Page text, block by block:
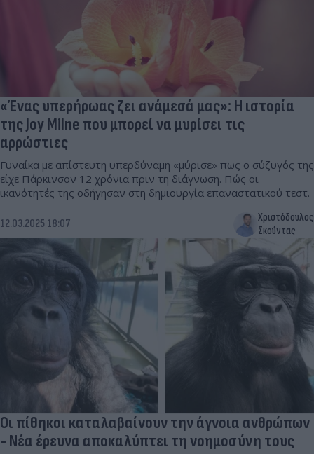
«Ένας υπερήρωας ζει ανάμεσά μας»: Η ιστορία
της Joy Milne που μπορεί να μυρίσει τις
αρρώστιες
Γυναίκα με απίστευτη υπερδύναμη «μύρισε» πως ο σύζυγός της
είχε Πάρκινσον 12 χρόνια πριν τη διάγνωση. Πώς οι
ικανότητές της οδήγησαν στη δημιουργία επαναστατικού τεστ.
12.03.2025 18:07
Χριστόδουλος
Σκούντας
Οι πίθηκοι καταλαβαίνουν την άγνοια ανθρώπων
- Νέα έρευνα αποκαλύπτει τη νοημοσύνη τους